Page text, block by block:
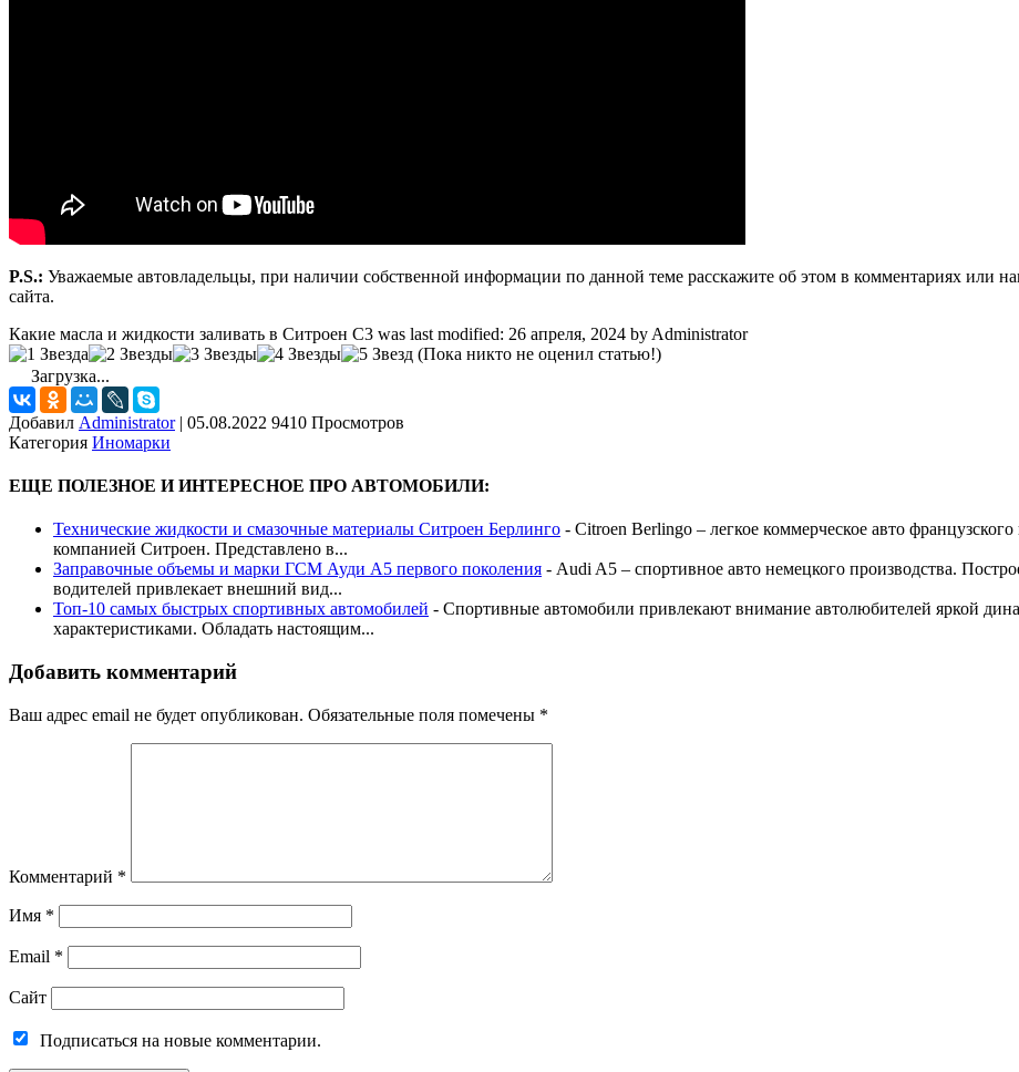
P.S.: Уважаемые автовладельцы, при наличии собственной информации по данной теме расскажите об этом в комментариях или
сайта.
Какие масла и жидкости заливать в Ситроен С3 was last modified: 26 апреля, 2024 by Administrator
(Пока никто не оценил статью!)
Загрузка...
Добавил Administrator | 05.08.2022 9410 Просмотров
Категория Иномарки
ЕЩЕ ПОЛЕЗНОЕ И ИНТЕРЕСНОЕ ПРО АВТОМОБИЛИ:
Технические жидкости и смазочные материалы Ситроен Берлинго - Citroen Berlingo – легкое коммерческое авто
компанией Ситроен. Представлено в...
Заправочные объемы и марки ГСМ Ауди А5 первого поколения - Audi A5 – спортивное авто немецкого производства.
водителей привлекает внешний вид...
Топ-10 самых быстрых спортивных автомобилей - Спортивные автомобили привлекают внимание автолюбителей яркой
характеристиками. Обладать настоящим...
Добавить комментарий
Ваш адрес email не будет опубликован. Обязательные поля помечены *
Комментарий *
Имя *
Email *
Сайт
Подписаться на новые комментарии.